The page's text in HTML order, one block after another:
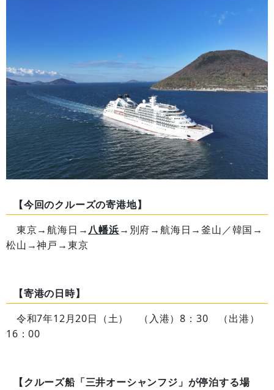
【今回のクルーズの寄港地】
東京→航海日→八幡浜→別府→航海日→釜山／韓国→
松山→神戸→東京
【寄港の日時】
令和7年12月20日（土） （入港）8：30 （出港）
16：00
【クルーズ船「三井オーシャンフジ」が停泊する場